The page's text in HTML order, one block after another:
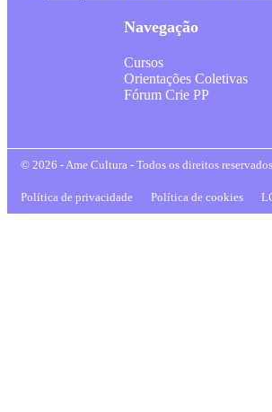
Navegação
Cursos
Orientações Coletivas
Fórum Crie PP
© 2026 - Ame Cultura - Todos os direitos
Política de privacidade Política de cookies